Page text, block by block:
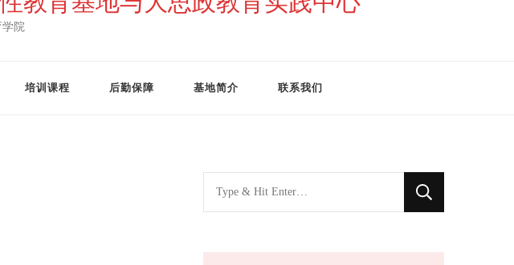
学院
培训课程 后勤保障 基地简介 联系我们
找
什